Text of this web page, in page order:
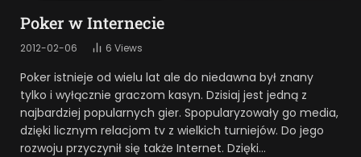
Poker w Internecie
2012-02-06 6 Views
Poker istnieje od wielu lat ale do niedawna był znany
tylko i wyłącznie graczom kasyn. Dzisiaj jest jedną z
najbardziej popularnych gier. Spopularyzowały go media,
dzięki licznym relacjom tv z wielkich turniejów. Do jego
rozwoju przyczynił się także Internet. Dzięki…